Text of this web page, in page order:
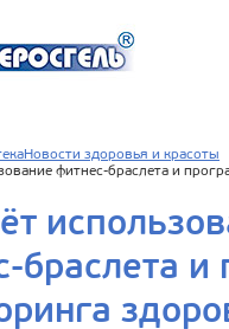
Новости здоровья и красоты
фитнес-браслета и
браслета и